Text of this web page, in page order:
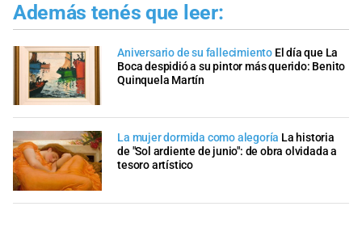
Además tenés que leer:
Aniversario de su fallecimiento El día que La
Boca despidió a su pintor más querido: Benito
Quinquela Martín
La mujer dormida como alegoría La historia
de "Sol ardiente de junio": de obra olvidada a
tesoro artístico